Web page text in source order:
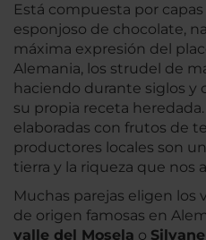
Está compuesta por
esponjoso de chocolate,
máxima expresión del
Alemania, los strudel de
haciendo durante siglos y
su propia receta
elaboradas con frutos de
productores locales son
tierra y la riqueza que nos
Muchas parejas eligen
de origen famosas en
valle del Mosela o